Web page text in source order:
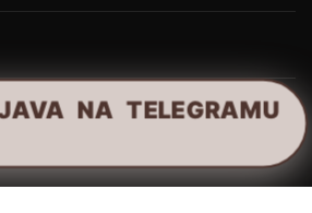
NA TELEGRAMU